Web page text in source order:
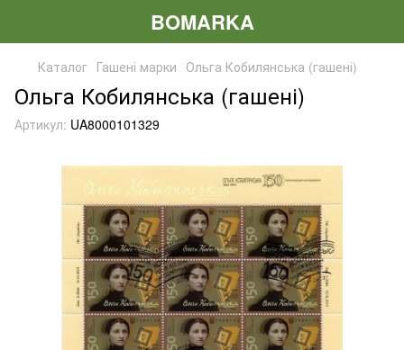
BOMARKA
Каталог Гашені марки Ольга Кобилянська (гашені)
Ольга Кобилянська (гашені)
Артикул: UA8000101329